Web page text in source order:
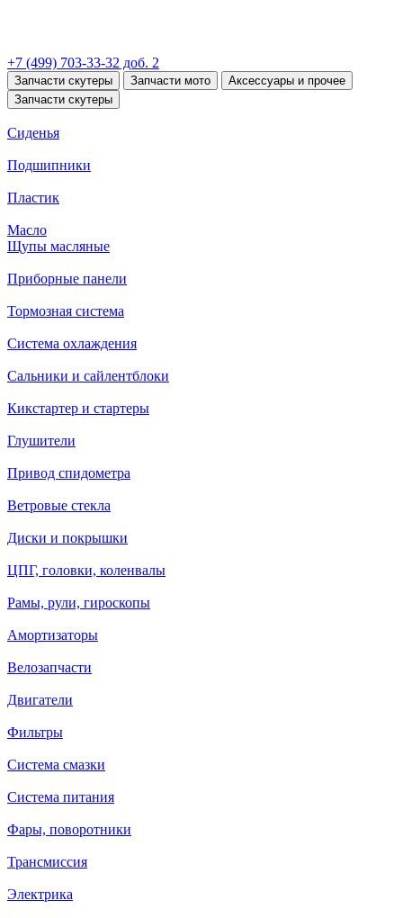
+7 (499) 703-33-32 доб. 2
Запчасти скутеры Запчасти мото
Аксессуары и прочее
Запчасти скутеры
Сиденья
Подшипники
Пластик
Масло
Щупы масляные
Приборные панели
Тормозная система
Система охлаждения
Сальники и сайлентблоки
Кикстартер и стартеры
Глушители
Привод спидометра
Ветровые стекла
Диски и покрышки
ЦПГ, головки, коленвалы
Рамы, рули, гироскопы
Амортизаторы
Велозапчасти
Двигатели
Фильтры
Система смазки
Система питания
Фары, поворотники
Трансмиссия
Электрика